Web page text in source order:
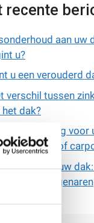
recente
aan uw
u?
u een verouderd
verschil tussen
dak?
dakbedekking voor
tuinhuis of
aan uw
voor huiseigenaren